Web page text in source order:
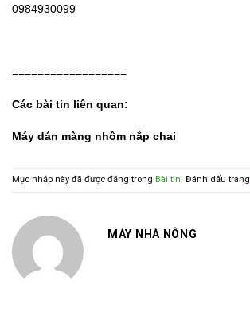
0984930099
==================
Các bài tin liên quan:
Máy dán màng nhôm nắp chai
Mục nhập này đã được đăng trong Bài tin. Đánh dấu trang
MÁY NHÀ NÔNG